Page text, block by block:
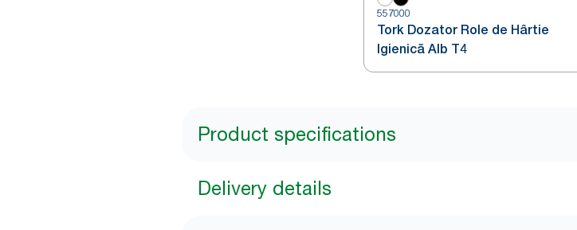
557000
Tork Dozator Role de Hârtie
Igienică Alb T4
Product specifications
Delivery details